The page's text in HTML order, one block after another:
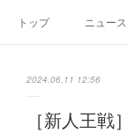
トップ ニュース
2024.06.11 12:56
［新人王